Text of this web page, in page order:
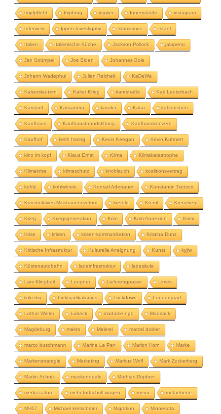
Impfpflicht Impfung ingwer Innenstädte instagram
Interview Ippen Investigativ Islamismus Israel
Italien Italienische Küche Jackson Pollock jalapeno
Jan Strümpel Joe Biden Johannes Boie
Johann Wadephul Julian Reichelt KaDeWe
Kaiserslautern Kalter Krieg kantstraße Karl Lauterbach
Karstadt Kassandra kassler Katar katzenstreu
Kaufhaus Kaufhausbrandstiftung Kaufhauskonzern
Kaufhof keith haring Kevin Keegan Kevin Kühnert
kino im kopf Klaus Ernst Klima Klimakatastrophe
Klimakrise klimaschutz knoblauch koalitionsvertrag
kohle kohlwürste Konrad Adenauer Konstantin Tsetsos
Konstruktives Misstrauensvotum krefeld Kreml Kreuzberg
Krieg Kriegsgeneration Krim Krim-Annexion Krimi
Krise krisen krisen-kommunikation Kristina Dunz
Kritische Infrastruktur Kulturelle Aneignung Kunst kyjiw
Küstenautobahn ladeinfrastruktur ladesäule
Lars Klingbeil Leugner Lieferengpässe Limes
linkedin Linksradikalismus Lockdown Londongrad
Lothar Wieler Lübeck madame ngo Madsack
Magdeburg makro Malerei marcel dobler
marco buschmann Marine Le Pen Marion Horn Marke
Markenstrategie Marketing Markus Wolf Mark Zuckerberg
Martin Schulz maskendeals Mathias Döpfner
media saturn mehr fortschritt wagen menü metaebene
MH17 Michael kretschmer Migration Minnesota